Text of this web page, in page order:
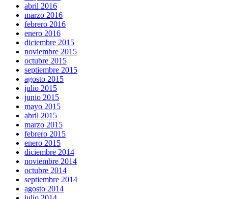
abril 2016
marzo 2016
febrero 2016
enero 2016
diciembre 2015
noviembre 2015
octubre 2015
septiembre 2015
agosto 2015
julio 2015
junio 2015
mayo 2015
abril 2015
marzo 2015
febrero 2015
enero 2015
diciembre 2014
noviembre 2014
octubre 2014
septiembre 2014
agosto 2014